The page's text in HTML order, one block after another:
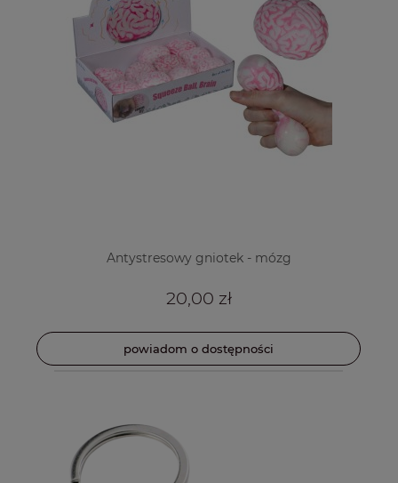
Antystresowy gniotek - mózg
20,00 zł
powiadom o dostępności